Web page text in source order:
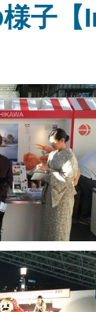
子【